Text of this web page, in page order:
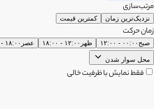
مرتب‌سازی
نزدیک‌ترین زمان کمترین قیمت
زمان حرکت
صبح ۰۰:۰۰ - ۱۲:۰۰ ظهر ۱۲:۰۰ - ۱۸:۰۰ عصر ۱۸:۰۰ - ۲۴:۰۰
محل سوار شدن
فقط نمایش با ظرفیت خالی